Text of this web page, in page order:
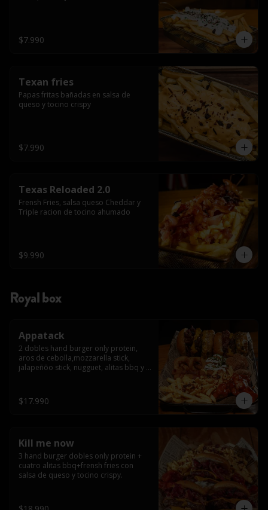
$7.990
Texan fries
Papas fritas bañadas en salsa de
queso y tocino crispy
$7.990
Texas Reloaded 2.0
Frensh Fries, salsa queso Cheddar y
Triple racion de tocino ahumado
$9.990
Royal box
Appatack
2 dobles hand burger only protein,
aros de cebolla,mozzarella stick,
jalapeñõo stick, nugguet, alitas bbq y
$17.990
Kill me now
3 hand burger dobles only protein +
cuatro alitas bbq+frensh fries con
salsa de queso y tocino crispy.